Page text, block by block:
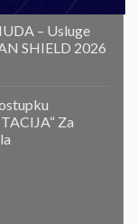
– Usluge
SHIELD 2026
Za